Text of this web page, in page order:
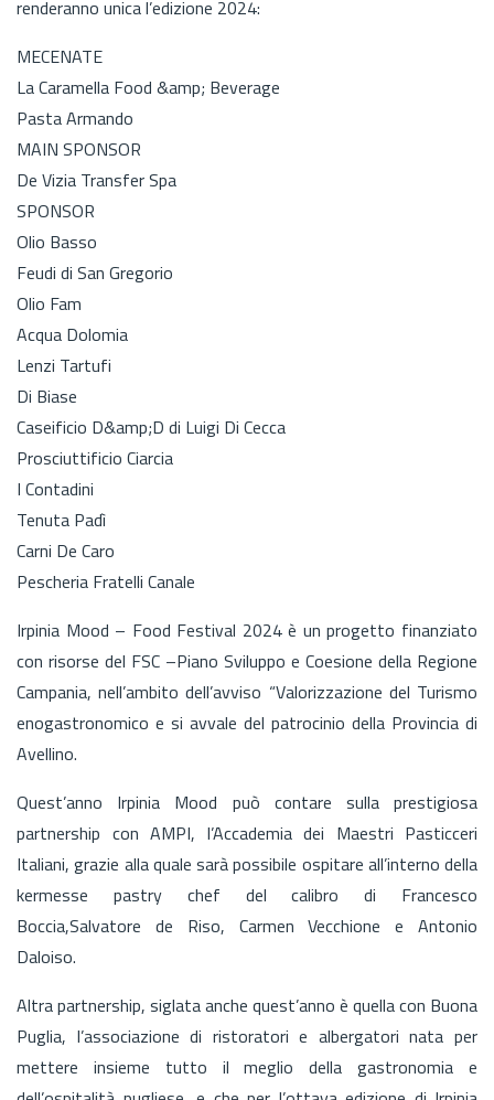
renderanno unica l’edizione 2024:
MECENATE
La Caramella Food &amp; Beverage
Pasta Armando
MAIN SPONSOR
De Vizia Transfer Spa
SPONSOR
Olio Basso
Feudi di San Gregorio
Olio Fam
Acqua Dolomia
Lenzi Tartufi
Di Biase
Caseificio D&amp;D di Luigi Di Cecca
Prosciuttificio Ciarcia
I Contadini
Tenuta Padì
Carni De Caro
Pescheria Fratelli Canale
Irpinia Mood – Food Festival 2024 è un progetto finanziato
con risorse del FSC –Piano Sviluppo e Coesione della Regione
Campania, nell’ambito dell’avviso “Valorizzazione del Turismo
enogastronomico e si avvale del patrocinio della Provincia di
Avellino.
Quest’anno Irpinia Mood può contare sulla prestigiosa
partnership con AMPI, l’Accademia dei Maestri Pasticceri
Italiani, grazie alla quale sarà possibile ospitare all’interno della
kermesse pastry chef del calibro di Francesco
Boccia,Salvatore de Riso, Carmen Vecchione e Antonio
Daloiso.
Altra partnership, siglata anche quest’anno è quella con Buona
Puglia, l’associazione di ristoratori e albergatori nata per
mettere insieme tutto il meglio della gastronomia e